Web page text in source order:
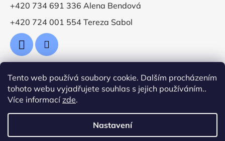
Tento web používá soubory cookie. Dalším procházením
tohoto webu vyjadřujete souhlas s jejich používáním..
Více informacízde.
Nastavení
+420 734 691 336 Alena Bendová
+420 724 001 554 Tereza Sabol
Přijímáme online platby